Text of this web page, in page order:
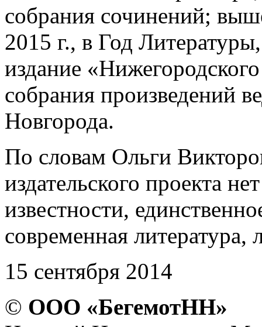
собрания сочинений;
2015 г., в Год
издание
собрания произведений
Новгорода.
По словам Ольги
издательского проекта
известности,
современная
15 сентября 2014
© ООО «БегемотНН»